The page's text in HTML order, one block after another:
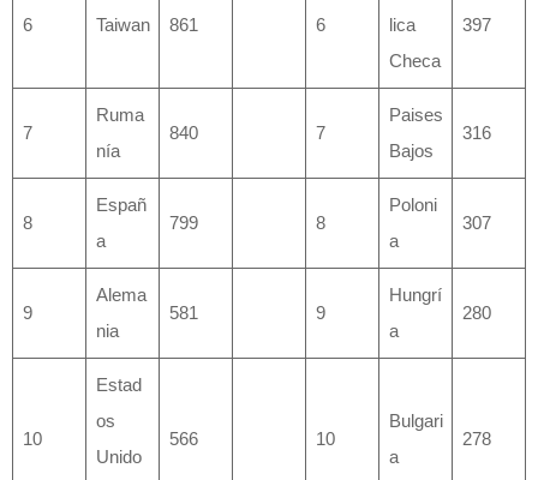
6 Taiwan 861 6
lica
Checa
397
7
Ruma
nía
840 7
Paises
Bajos
316
8
Españ
a
799 8
Poloni
a
307
9
Alema
nia
581 9
Hungrí
a
280
10
Estad
os
Unido
566 10
Bulgari
a
278